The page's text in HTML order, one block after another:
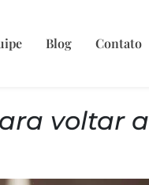
Blog Contato
voltar a